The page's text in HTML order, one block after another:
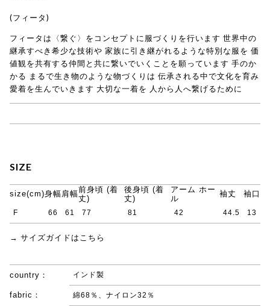
(フィータ)
フィータは〈繋ぐ〉をコンセプトに服づくりを行います 世界中の
継承すべき希少な技術や 家族に引き継がれるような特別な服を 価
値観を共有する仲間と共に繋いでいくことを願っています 手のか
かる まるで生き物のような物づくりは 伝承される中で文化を育み
愛着を生んでいきます 大切な一着を 人から人へ繋げるために
SIZE
size(cm)身幅 肩幅前身頃 (着
丈)
後身頃 (着
丈)
アーム ホー
ル
袖丈 袖口
F 66 61 77 81 42 44.5 13
→ サイズガイドはこちら
country： インド製
fabric： 綿68％、ナイロン32％